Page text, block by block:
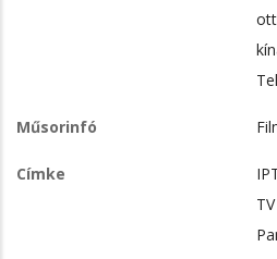
Műsorinfó
Címke